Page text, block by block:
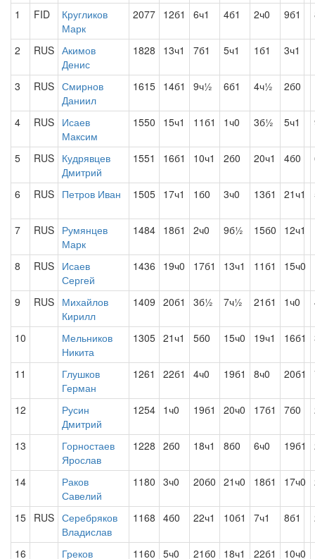
1
FID
Кругликов
Марк
2077 12б1 6ч1 4б1 2ч0 9б1
2 RUS Акимов
Денис
1828 13ч1 7б1 5ч1 1б1 3ч1
3 RUS Смирнов
Даниил
1615 14б1 9ч½ 6б1 4ч½ 2б0
4 RUS Исаев
Максим
1550 15ч1 11б1 1ч0 3б½ 5ч1
5 RUS Кудрявцев
Дмитрий
1551 16б1 10ч1 2б0 20ч1 4б0
6 RUS Петров Иван 1505 17ч1 1б0 3ч0 13б1 21ч1
7 RUS Румянцев
Марк
1484 18б1 2ч0 9б½ 15б0 12ч1
8 RUS Исаев
Сергей
1436 19ч0 17б1 13ч1 11б1 15ч0
9 RUS Михайлов
Кирилл
1409 20б1 3б½ 7ч½ 21б1 1ч0
10
Мельников
Никита
1305 21ч1 5б0 15ч0 19ч1 16б1
11
Глушков
Герман
1261 22б1 4ч0 19б1 8ч0 20б1
12
Русин
Дмитрий
1254 1ч0 19б1 20ч0 17б1 7б0
13
Горностаев
Ярослав
1228 2б0 18ч1 8б0 6ч0 19б1
14
Раков
Савелий
1180 3ч0 20б0 21ч0 18б1 17ч0
15 RUS Серебряков
Владислав
1168 4б0 22ч1 10б1 7ч1 8б1
16
Греков
1160 5ч0 21б0 18ч1 22б1 10ч0